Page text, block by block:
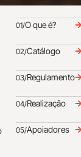
01/O que é?
02/Catálogo
03/Regulamento
04/Realização
05/Apoiadores